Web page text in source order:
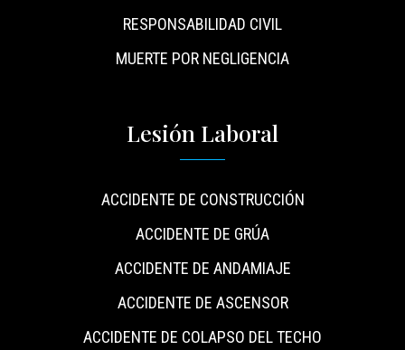
RESPONSABILIDAD CIVIL
MUERTE POR NEGLIGENCIA
Lesión Laboral
ACCIDENTE DE CONSTRUCCIÓN
ACCIDENTE DE GRÚA
ACCIDENTE DE ANDAMIAJE
ACCIDENTE DE ASCENSOR
ACCIDENTE DE COLAPSO DEL TECHO